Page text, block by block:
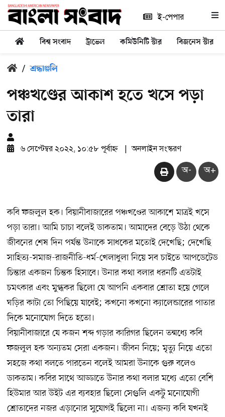
ই-পেপার
বিশ্ব সংবাদ ট্রাভেল কমিউনিটি স্টার বিজনেস স্টার
/ শ্রদ্ধাঞ্জলি
পঞ্চখণ্ডের আকাশ হতে খসে পড়া
তারা
৬ সেপ্টেম্বর ২০২২, ১০:৫৮ পূর্বাহ্ন অনলাইন সংস্করণ
অ- অ+
কবি ফজলুল হক। বিয়ানীবাজারের পঞ্চখণ্ডের আকাশে মাত্রই খসে
পড়া তারা। আমি চাচা বলেই ডাকতাম। আমাদের বেড়ে উঠা থেকে
জীবনের শেষ দিন পর্যন্ত উনাকে সাধকের মতোই দেখেছি; দেখেছি
সাহিত্য-সমাজ-রাজনীতি-ধর্ম-খেলাধুলা নিয়ে সব চাইতে আপডেটেড
চিন্তার একজন চিন্তক হিসাবে। উনার কথা বলার ধরনটি এতটাই
চমৎকার এবং মুগ্ধকর ছিলো যে আপনি একবার শ্রোতা হয়ে গেলে
ঘড়ির কাটা তো পিছিয়ে যাবেই; কখনো কখনো ক্যালেন্ডারের পাতার
দিকে মনোযোগ দিতে হতো।
বিয়ানীবাজারে যে কজন শব্দ গড়ার কারিগর ছিলেন তন্মধ্যে কবি
ফজলুল হক অন্যতম সেরা একজন। জীবন নিয়ে; মৃত্যু নিয়ে এতো
সহজে কথা বলতে পারতেন বলেই আমরা উনাকে গুরু বলেও
ডাকতাম। কবির সাথে আড্ডাতে উনার কথা বলার মধ্যে এতো বেশি
হিউমার আর উইট এর ব্যবহার ছিলো সেগুলি একটু মনোযোগী
শ্রোতাদের নজর এড়ানোর সুযোগই ছিলো না। এজন্য কবি যখনই